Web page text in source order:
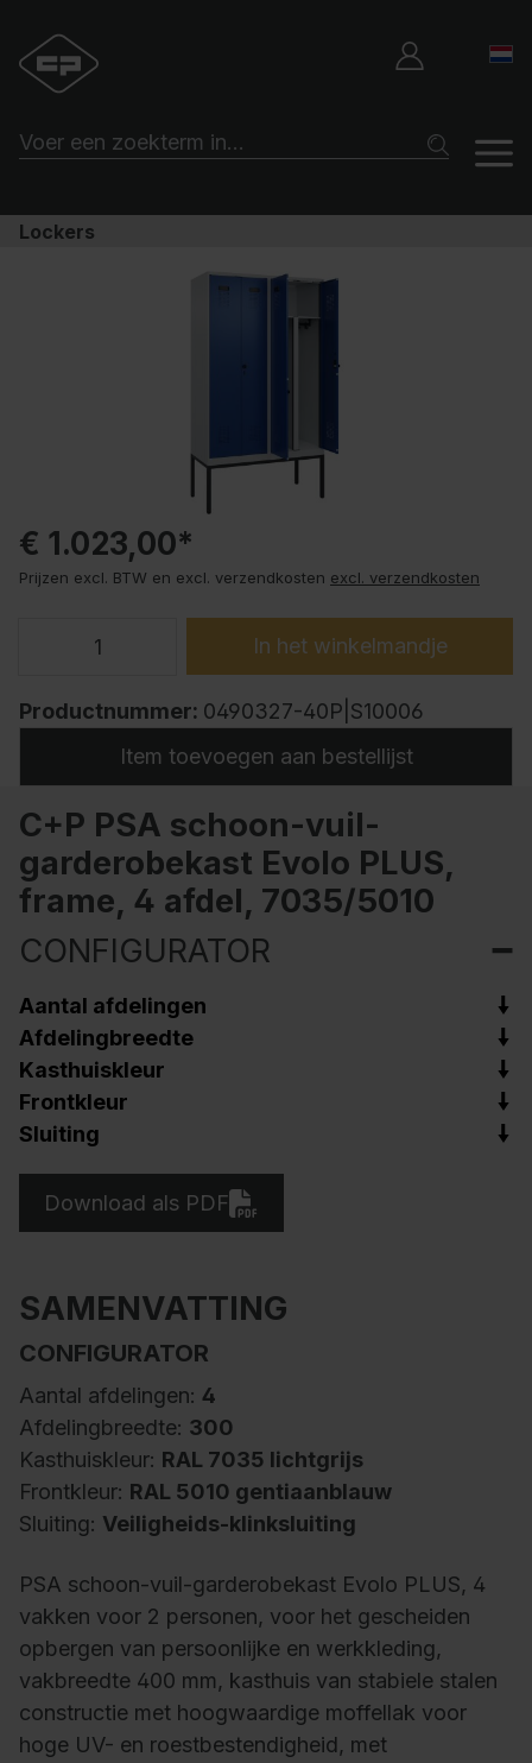
Lockers
€ 1.023,00*
Prijzen excl. BTW en excl. verzendkosten excl. verzendkosten
In het winkelmandje
Productnummer: 0490327-40P|S10006
Item toevoegen aan bestellijst
C+P PSA schoon-vuil-
garderobekast Evolo PLUS,
frame, 4 afdel, 7035/5010
CONFIGURATOR
Aantal afdelingen
Afdelingbreedte
Kasthuiskleur
Frontkleur
Sluiting
Download als PDF
SAMENVATTING
CONFIGURATOR
Aantal afdelingen: 4
Afdelingbreedte: 300
Kasthuiskleur: RAL 7035 lichtgrijs
Frontkleur: RAL 5010 gentiaanblauw
Sluiting: Veiligheids-klinksluiting
PSA schoon-vuil-garderobekast Evolo PLUS, 4
vakken voor 2 personen, voor het gescheiden
opbergen van persoonlijke en werkkleding,
vakbreedte 400 mm, kasthuis van stabiele stalen
constructie met hoogwaardige moffellak voor
hoge UV- en roestbestendigheid, met